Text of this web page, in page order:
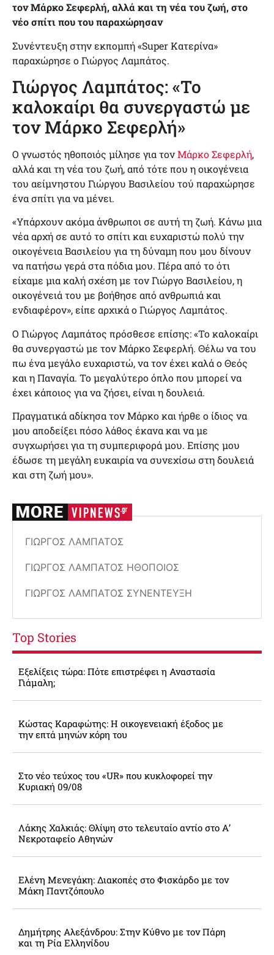
τον Μάρκο Σεφερλή, αλλά και τη νέα του ζωή, στο
νέο σπίτι που του παραχώρησαν
Συνέντευξη στην εκπομπή «Super Κατερίνα»
παραχώρησε ο Γιώργος Λαμπάτος.
Γιώργος Λαμπάτος: «Το
καλοκαίρι θα συνεργαστώ με
τον Μάρκο Σεφερλή»
Ο γνωστός ηθοποιός μίλησε για τονΜάρκο Σεφερλή,
αλλά και τη νέα του ζωή, από τότε που η οικογένεια
του αείμνηστου Γιώργου Βασιλείου τού παραχώρησε
ένα σπίτι για να μένει.
«Υπάρχουν ακόμα άνθρωποι σε αυτή τη ζωή. Κάνω μια
νέα αρχή σε αυτό το σπίτι και ευχαριστώ πολύ την
οικογένεια Βασιλείου για τη δύναμη που μου δίνουν
να πατήσω γερά στα πόδια μου. Πέρα από το ότι
είχαμε μια καλή σχέση με τον Γιώργο Βασιλείου, η
οικογένειά του με βοήθησε από ανθρωπιά και
ενδιαφέρον», είπε αρχικά ο Γιώργος Λαμπάτος.
Ο Γιώργος Λαμπάτος πρόσθεσε επίσης: «Το καλοκαίρι
θα συνεργαστώ με τον Μάρκο Σεφερλή. Θέλω να του
πω ένα μεγάλο ευχαριστώ, να τον έχει καλά ο Θεός
και η Παναγία. Το μεγαλύτερο όπλο που μπορεί να
έχει κάποιος για να ζήσει, είναι η δουλειά.
Πραγματικά αδίκησα τον Μάρκο και ήρθε ο ίδιος να
μου αποδείξει πόσο λάθος έκανα και να με
συγχωρήσει για τη συμπεριφορά μου. Επίσης μου
έδωσε τη μεγάλη ευκαιρία να συνεχίσω στη δουλειά
και στη ζωή μου».
ΓΙΏΡΓΟΣ ΛΑΜΠΆΤΟΣ
ΓΙΏΡΓΟΣ ΛΑΜΠΆΤΟΣ ΗΘΟΠΟΙΌΣ
ΓΙΏΡΓΟΣ ΛΑΜΠΆΤΟΣ ΣΥΝΈΝΤΕΥΞΗ
Top Stories
Εξελίξεις τώρα: Πότε επιστρέφει η Αναστασία
Γιάμαλη;
Κώστας Καραφώτης: Η οικογενειακή έξοδος με
την επτά μηνών κόρη του
Στο νέο τεύχος του «UR» που κυκλοφορεί την
Κυριακή 09/08
Λάκης Χαλκιάς: Θλίψη στο τελευταίο αντίο στο Α’
Νεκροταφείο Αθηνών
Ελένη Μενεγάκη: Διακοπές στο Φισκάρδο με τον
Μάκη Παντζόπουλο
Δημήτρης Αλεξάνδρου: Στην Κύθνο με τον Πάρη
και τη Ρία Ελληνίδου